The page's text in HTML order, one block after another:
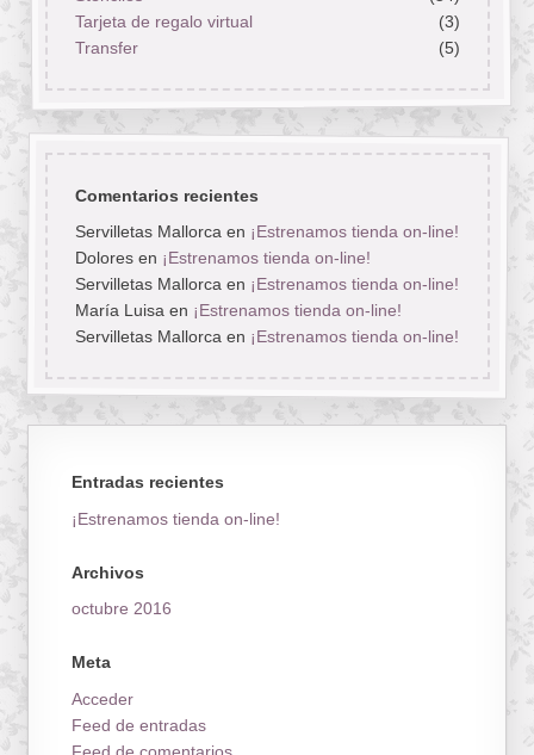
Tarjeta de regalo virtual
(3)
Transfer
(5)
Comentarios recientes
Servilletas Mallorcaen ¡Estrenamos tienda on-line!
Doloresen ¡Estrenamos tienda on-line!
Servilletas Mallorcaen ¡Estrenamos tienda on-line!
María Luisaen ¡Estrenamos tienda on-line!
Servilletas Mallorcaen ¡Estrenamos tienda on-line!
Entradas recientes
¡Estrenamos tienda on-line!
Archivos
octubre 2016
Meta
Acceder
Feed de entradas
Feed de comentarios